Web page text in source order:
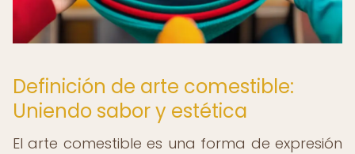
Definición de arte comestible:
Uniendo sabor y estética
El arte comestible es una forma de expresión